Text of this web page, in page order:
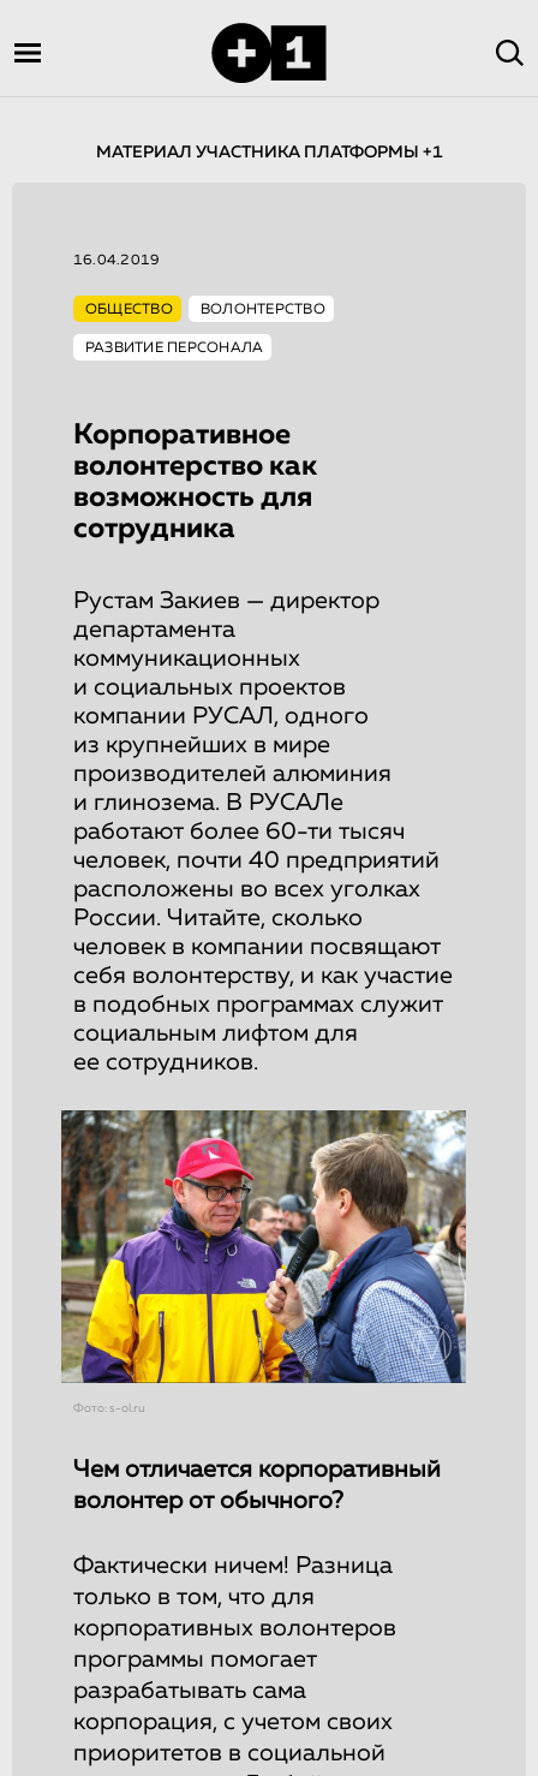
МАТЕРИАЛ УЧАСТНИКА ПЛАТФОРМЫ +1
16.04.2019
ОБЩЕСТВО ВОЛОНТЕРСТВО
РАЗВИТИЕ ПЕРСОНАЛА
Корпоративное
волонтерство как
возможность для
сотрудника
Рустам Закиев — директор
департамента
коммуникационных
и социальных проектов
компании РУСАЛ, одного
из крупнейших в мире
производителей алюминия
и глинозема. В РУСАЛе
работают более 60-ти тысяч
человек, почти 40 предприятий
расположены во всех уголках
России. Читайте, сколько
человек в компании посвящают
себя волонтерству, и как участие
в подобных программах служит
социальным лифтом для
ее сотрудников.
Фото: s-ol.ru
Чем отличается корпоративный
волонтер от обычного?
Фактически ничем! Разница
только в том, что для
корпоративных волонтеров
программы помогает
разрабатывать сама
корпорация, с учетом своих
приоритетов в социальной